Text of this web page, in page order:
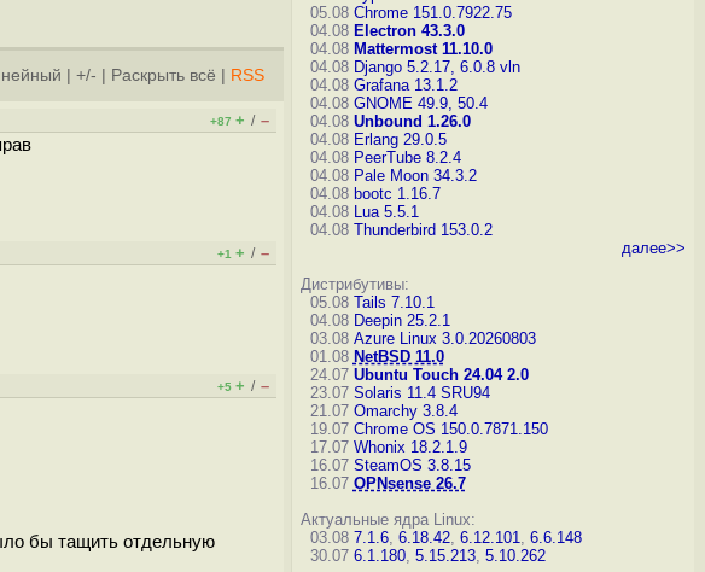
+/- Раскрыть всё RSS
+87 + / –
+1 + / –
+5 + / –
бы тащить отдельную
05.08 Chrome 151.0.7922.75
04.08 Electron 43.3.0
04.08 Mattermost 11.10.0
04.08 Django 5.2.17, 6.0.8 vln
04.08 Grafana 13.1.2
04.08 GNOME 49.9, 50.4
04.08 Unbound 1.26.0
04.08 Erlang 29.0.5
04.08 PeerTube 8.2.4
04.08 Pale Moon 34.3.2
04.08 bootc 1.16.7
04.08 Lua 5.5.1
04.08 Thunderbird 153.0.2
далее>>
Дистрибутивы:
05.08 Tails 7.10.1
04.08 Deepin 25.2.1
03.08 Azure Linux 3.0.20260803
01.08 NetBSD 11.0
24.07 Ubuntu Touch 24.04 2.0
23.07 Solaris 11.4 SRU94
21.07 Omarchy 3.8.4
19.07 Chrome OS 150.0.7871.150
17.07 Whonix 18.2.1.9
16.07 SteamOS 3.8.15
16.07 OPNsense 26.7
Актуальные ядра Linux:
03.08 7.1.6, 6.18.42, 6.12.101, 6.6.148
30.07 6.1.180, 5.15.213, 5.10.262